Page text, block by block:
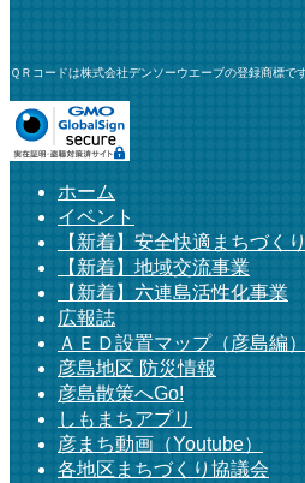
ＱＲコードは株式会社デンソーウエーブの登録商標で
ホーム
イベント
【新着】安全快適まちづく
【新着】地域交流事業
【新着】六連島活性化事業
広報誌
ＡＥＤ設置マップ（彦島編）
彦島地区 防災情報
彦島散策へGo!
しもまちアプリ
彦まち動画（Youtube）
各地区まちづくり協議会